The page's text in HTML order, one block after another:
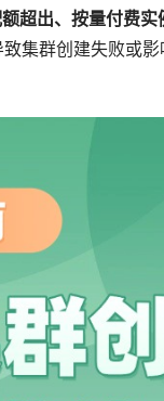
超出、按量付费
集群创建失败或